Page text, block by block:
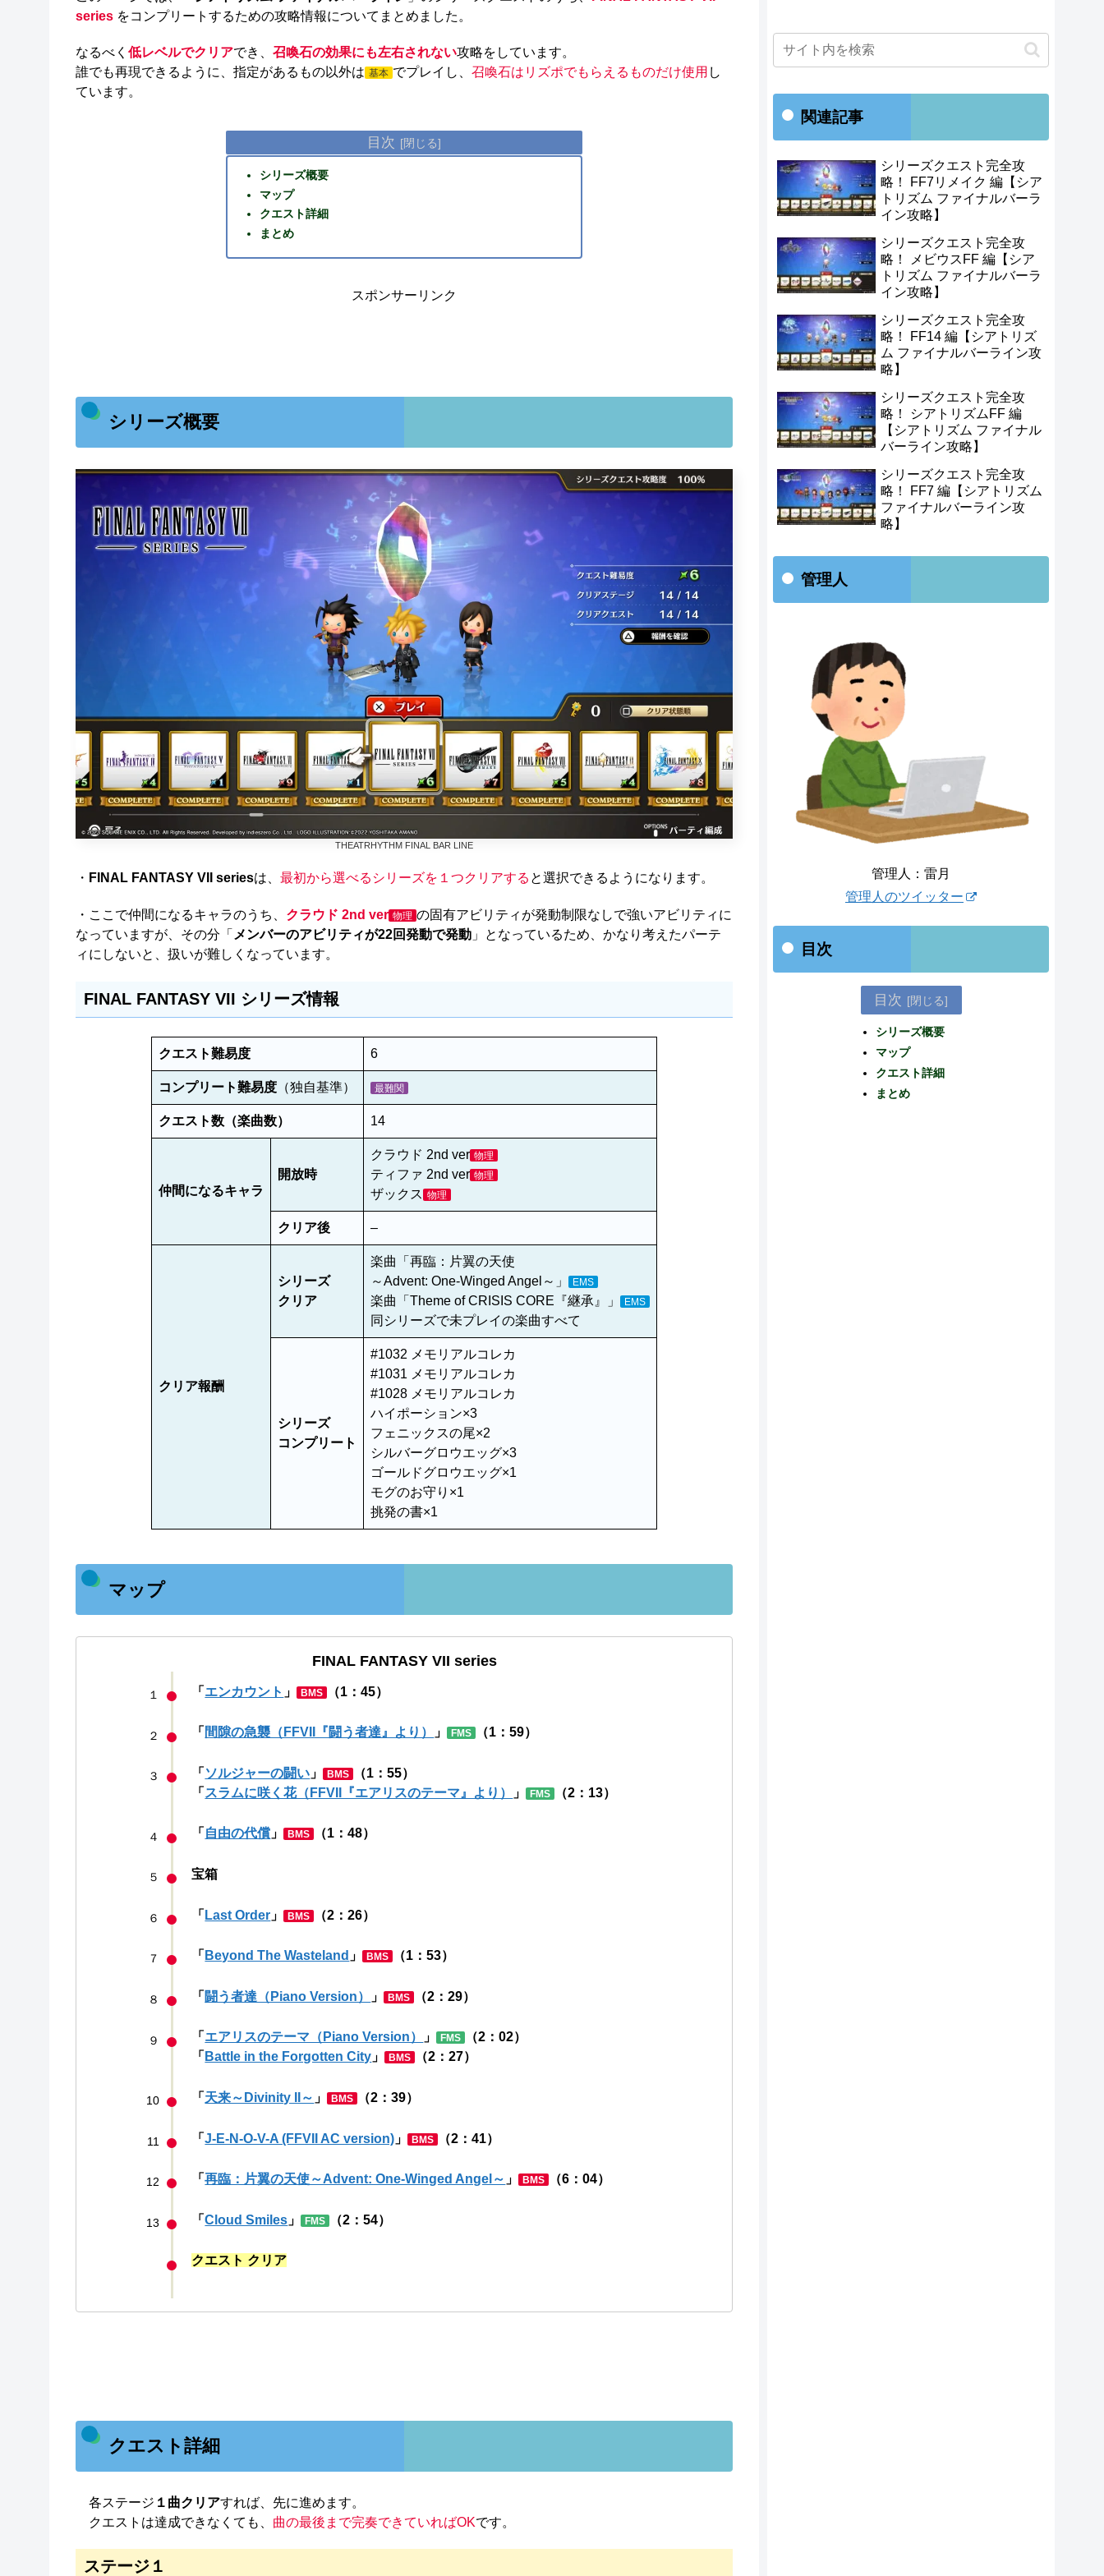
series をコンプリートするための攻略情報についてまとめました。
なるべく 低レベルでクリアでき、 召喚石の効果にも左右されない攻略をしています。
誰でも再現できるように、指定があるもの以外は 基本 でプレイし、 召喚石はリズポでもらえるものだけ使用 し
ています。
目次
シリーズ概要
マップ
クエスト詳細
まとめ
スポンサーリンク
シリーズ概要
THEATRHYTHM FINAL BAR LINE
・ FINAL FANTASY VII seriesは、 最初から選べるシリーズを１つクリアする と選択できるようになります。
・ここで仲間になるキャラのうち、 クラウド 2nd ver 物理 の固有アビリティが発動制限なしで強いアビリティに
なっていますが、その分「 メンバーのアビリティが22回発動で発動 」となっているため、かなり考えたパーテ
ィにしないと、扱いが難しくなっています。
FINAL FANTASY VII シリーズ情報
クエスト難易度 6
コンプリート難易度 （独自基準） 最難関
クエスト数（楽曲数） 14
仲間になるキャラ
開放時
クラウド 2nd ver 物理
ティファ 2nd ver 物理
ザックス 物理
クリア後 –
クリア報酬
シリーズ
クリア
楽曲「再臨：片翼の天使
～Advent: One-Winged Angel～」
EMS
楽曲「Theme of CRISIS CORE『継承』」 EMS
同シリーズで未プレイの楽曲すべて
シリーズ
コンプリート
#1032 メモリアルコレカ
#1031 メモリアルコレカ
#1028 メモリアルコレカ
ハイポーション×3
フェニックスの尾×2
シルバーグロウエッグ×3
ゴールドグロウエッグ×1
モグのお守り×1
挑発の書×1
マップ
FINAL FANTASY VII series
１ 「 エンカウント 」 BMS （1：45）
２ 「 間隙の急襲（FFVII『闘う者達』より） 」 FMS （1：59）
３ 「 ソルジャーの闘い 」 BMS
（1：55）
「 スラムに咲く花（FFVII『エアリスのテーマ』より） 」 FMS （2：13）
４ 「 自由の代償 」 BMS （1：48）
５ 宝箱
６ 「 Last Order 」 BMS （2：26）
７ 「 Beyond The Wasteland 」 BMS （1：53）
８ 「 闘う者達（Piano Version） 」 BMS （2：29）
９ 「 エアリスのテーマ（Piano Version） 」 FMS
（2：02）
「 Battle in the Forgotten City 」 BMS （2：27）
10 「 天来～Divinity II～ 」 BMS （2：39）
11 「J-E-N-O-V-A (FFVII AC version) 」 BMS （2：41）
12 「再臨：片翼の天使～Advent: One-Winged Angel～ 」 BMS （6：04）
13 「Cloud Smiles 」 FMS （2：54）
クエスト クリア
クエスト詳細
各ステージ １曲クリアすれば、先に進めます。
クエストは達成できなくても、 曲の最後まで完奏できていればOKです。
ステージ１
関連記事
シリーズクエスト完全攻
略！ FF7リメイク 編【シア
トリズム ファイナルバーラ
イン攻略】
シリーズクエスト完全攻
略！ メビウスFF 編【シア
トリズム ファイナルバーラ
イン攻略】
シリーズクエスト完全攻
略！ FF14 編【シアトリズ
ム ファイナルバーライン攻
略】
シリーズクエスト完全攻
略！ シアトリズムFF 編
【シアトリズム ファイナル
バーライン攻略】
シリーズクエスト完全攻
略！ FF7 編【シアトリズム
ファイナルバーライン攻
略】
管理人
管理人：雷月
管理人のツイッター
目次
目次
シリーズ概要
マップ
クエスト詳細
まとめ